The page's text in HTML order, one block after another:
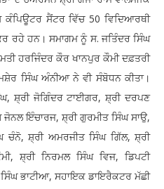
ਸੈਂਟਰ ਵਿੱਚ 50 ਵਿਦਿਆਰਥੀ
ਰਹੇ ਹਨ। ਸਮਾਗਮ ਨੂੰ ਸ. ਜਤਿੰਦਰ ਸਿੰਘ
ਹਰਜਿੰਦਰ ਕੌਰ ਖਾਨਪੁਰ ਕੌਮੀ ਦਫ਼ਤਰੀ
ਸਿੰਘ ਅੰਨੀਆ ਨੇ ਵੀ ਸੰਬੋਧਨ ਕੀਤਾ।
ਸ਼੍ਰੀ ਜੋਗਿੰਦਰ ਟਾਈਗਰ, ਸ਼੍ਰੀ ਦਰਪਣ
ਇੰਚਾਰਜ, ਸ਼੍ਰੀ ਗੁਰਮੀਤ ਸਿੰਘ ਸਾਉ,
ਚੰਨੋ, ਸ਼੍ਰੀ ਅਮਰਜੀਤ ਸਿੰਘ ਗਿੱਲ, ਸ਼੍ਰੀ
ਸ਼੍ਰੀ ਨਿਰਮਲ ਸਿੰਘ ਵਿਜ, ਡਿਪਟੀ
ਭਾਟੀਆ, ਸਹਾਇਕ ਡਾਇਰੈਕਟਰ ਮੱਛੀ